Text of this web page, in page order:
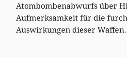
Atombombenabwurfs über
Aufmerksamkeit für die
Auswirkungen dieser